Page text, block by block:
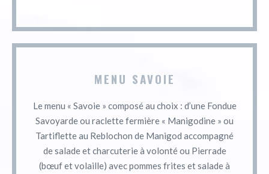
MENU SAVOIE
Le menu « Savoie » composé au choix : d’une Fondue
Savoyarde ou raclette fermière « Manigodine » ou
Tartiflette au Reblochon de Manigod accompagné
de salade et charcuterie à volonté ou Pierrade
(bœuf et volaille) avec pommes frites et salade à